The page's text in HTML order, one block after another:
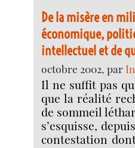
De la misère en
économique,
intellectuel et de
octobre 2002, par
Il ne suffit pas
que la réalité
de sommeil
s’esquisse,
contestation